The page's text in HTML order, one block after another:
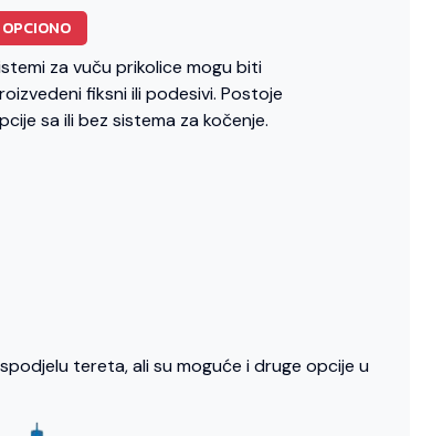
OPCIONO
za vuču prikolice mogu biti
fiksni ili podesivi. Postoje
sa ili bez sistema za kočenje.
tereta, ali su moguće i druge opcije u